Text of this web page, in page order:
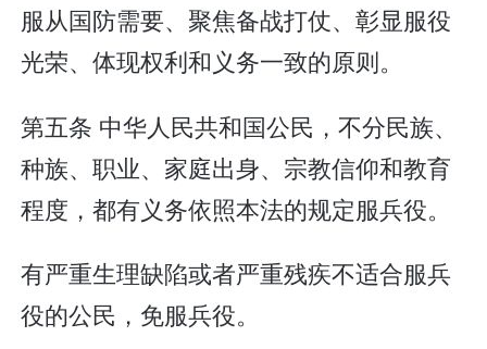
服从国防需要、聚焦备战打仗、彰显服役
光荣、体现权利和义务一致的原则。
第五条 中华人民共和国公民，不分民族、
种族、职业、家庭出身、宗教信仰和教育
程度，都有义务依照本法的规定服兵役。
有严重生理缺陷或者严重残疾不适合服兵
役的公民，免服兵役。